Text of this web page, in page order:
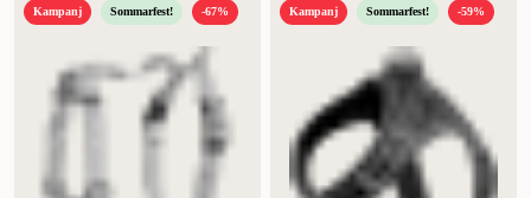
Kampanj Sommarfest! -67% Kampanj Sommarfest! -59%